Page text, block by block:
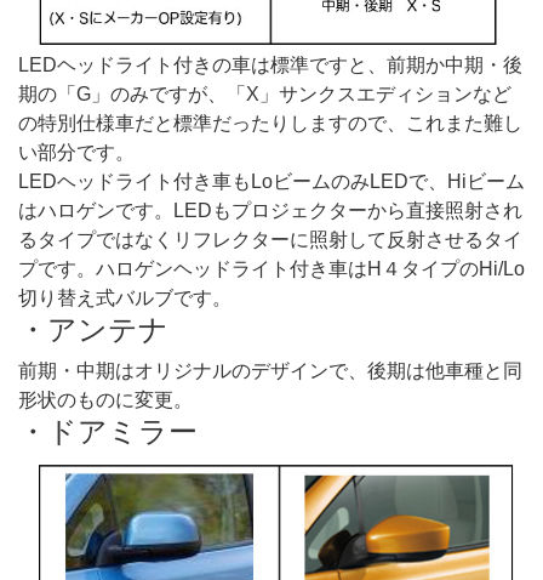
LEDヘッドライト付きの車は標準ですと、前期か中期・後
期の「G」のみですが、「X」サンクスエディションなど
の特別仕様車だと標準だったりしますので、これまた難し
い部分です。
LEDヘッドライト付き車もLoビームのみLEDで、Hiビーム
はハロゲンです。LEDもプロジェクターから直接照射され
るタイプではなくリフレクターに照射して反射させるタイ
プです。ハロゲンヘッドライト付き車はH４タイプのHi/Lo
切り替え式バルブです。
・アンテナ
前期・中期はオリジナルのデザインで、後期は他車種と同
形状のものに変更。
・ドアミラー